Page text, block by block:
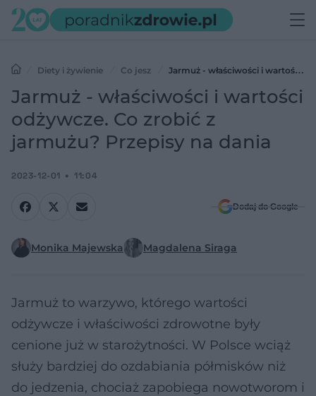
Diety i żywienie Co jesz
Jarmuż - właściwości i wartości
odżywcze. Co zrobić z jarmużu? Przepisy na dania
Jarmuż - właściwości i wartości
odżywcze. Co zrobić z
jarmużu? Przepisy na dania
2023-12-01 11:04
Dodaj do Google
Monika Majewska Magdalena Siraga
Jarmuż to warzywo, którego wartości
odżywcze i właściwości zdrowotne były
cenione już w starożytności. W Polsce wciąż
służy bardziej do ozdabiania półmisków niż
do jedzenia, chociaż zapobiega nowotworom i